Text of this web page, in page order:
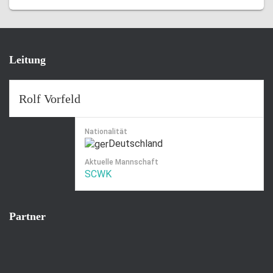
Leitung
Rolf Vorfeld
Nationalität
Deutschland
Aktuelle Mannschaft
SCWK
Partner